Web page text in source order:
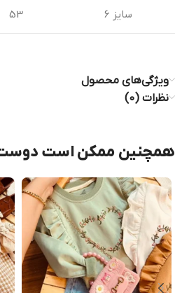
سایز 6 53
ویژگی‌های محصول
نظرات (0)
همچنین ممکن است دوست